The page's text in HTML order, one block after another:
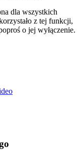
dla wszystkich
z tej funkcji,
o jej wyłączenie.